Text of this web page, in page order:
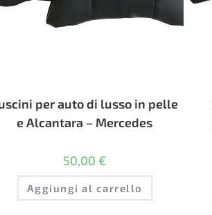
per auto di lusso in pelle
e Alcantara – Mercedes
50,00 €
Aggiungi al carrello